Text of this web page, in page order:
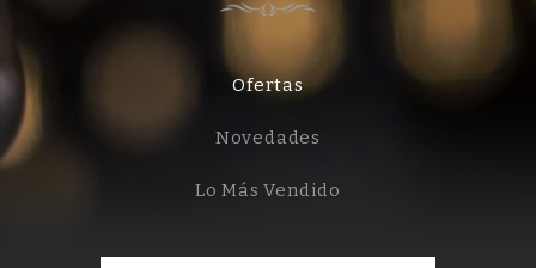
Ofertas
Novedades
Lo Más Vendido